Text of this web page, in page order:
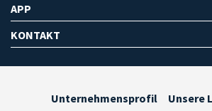
APP
KONTAKT
Unternehmensprofil
Unsere